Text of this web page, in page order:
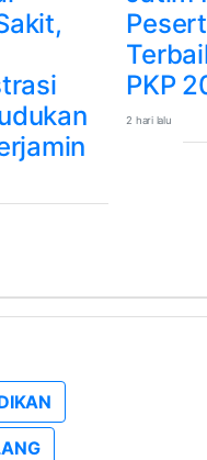
PKP
2 hari lalu